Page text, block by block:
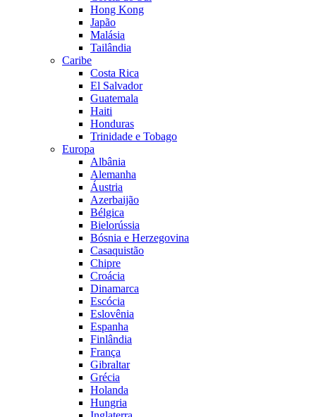
Hong Kong
Japão
Malásia
Tailândia
Caribe
Costa Rica
El Salvador
Guatemala
Haiti
Honduras
Trinidade e Tobago
Europa
Albânia
Alemanha
Áustria
Azerbaijão
Bélgica
Bielorússia
Bósnia e Herzegovina
Casaquistão
Chipre
Croácia
Dinamarca
Escócia
Eslovênia
Espanha
Finlândia
França
Gibraltar
Grécia
Holanda
Hungria